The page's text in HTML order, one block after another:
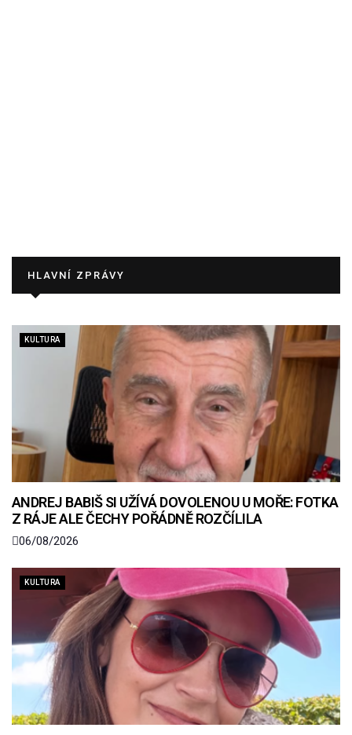
HLAVNÍ ZPRÁVY
KULTURA
ANDREJ BABIŠ SI UŽÍVÁ DOVOLENOU U MOŘE: FOTKA
Z RÁJE ALE ČECHY POŘÁDNĚ ROZČÍLILA
06/08/2026
KULTURA